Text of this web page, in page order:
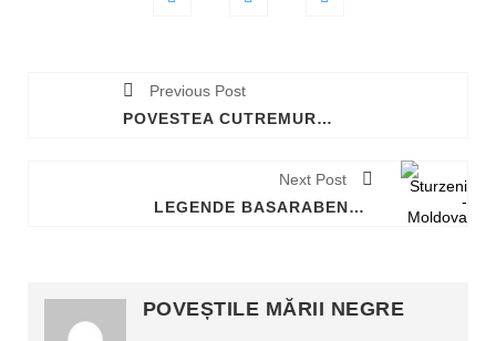
Previous Post
POVESTEA CUTREMURĂTOARE A UNUI EROU DIN RĂZBOI
Next Post
LEGENDE BASARABENE - POVESTEA SATULUI STURZENI
POVEȘTILE MĂRII NEGRE